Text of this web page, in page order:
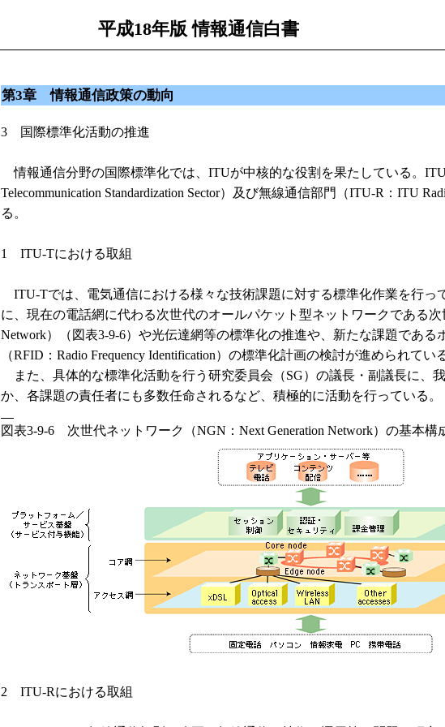
平成18年版 情報通信白書
第3章 情報通信政策の動向
3 国際標準化活動の推進
情報通信分野の国際標準化では、ITUが中核的な役割を果たしている。
Telecommunication Standardization Sector）及び無線通信部門（ITU-R：ITU
る。
1 ITU-Tにおける取組
ITU-Tでは、電気通信における様々な技術課題に対する標準化作業を行っ
に、現在の電話網に代わる次世代のオールパケット型ネットワークである次
Network）（図表3-9-6）や光伝達網等の標準化の推進や、新たな課題であ
（RFID：Radio Frequency Identification）の標準化計画の検討が進められてい
また、具体的な標準化活動を行う研究委員会（SG）の議長・副議長に、
か、各課題の責任者にも多数任命されるなど、積極的に活動を行っている。
図表3-9-6 次世代ネットワーク（NGN：Next Generation Network）の基本構
2 ITU-Rにおける取組